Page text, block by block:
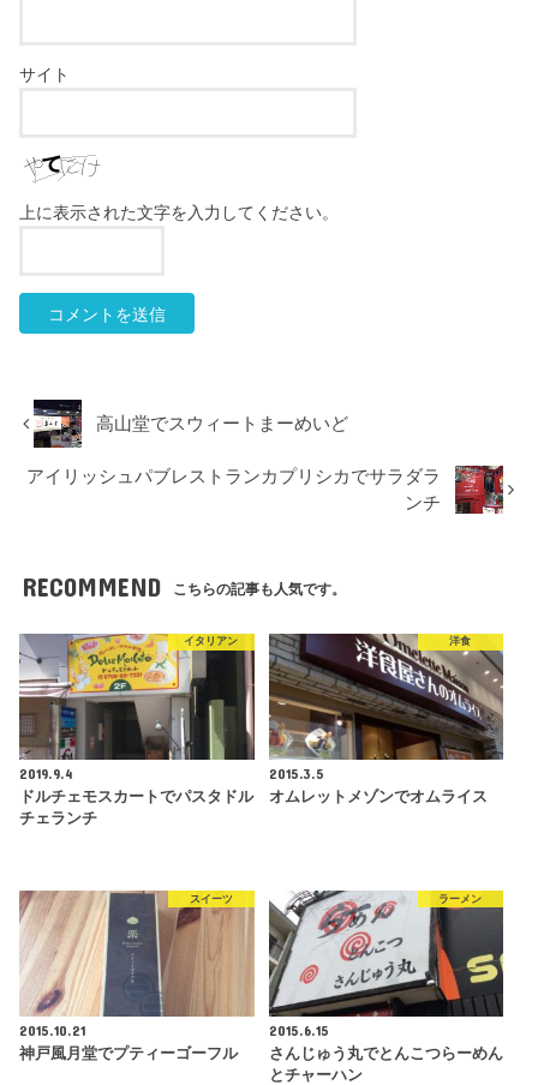
サイト
上に表示された文字を入力してください。
高山堂でスウィートまーめいど
アイリッシュパブレストランカプリシカでサラダラ
ンチ
RECOMMEND こちらの記事も人気です。
イタリアン
2019.9.4
ドルチェモスカートでパスタドル
チェランチ
洋食
2015.3.5
オムレットメゾンでオムライス
スイーツ
2015.10.21
神戸風月堂でプティーゴーフル
ラーメン
2015.6.15
さんじゅう丸でとんこつらーめん
とチャーハン